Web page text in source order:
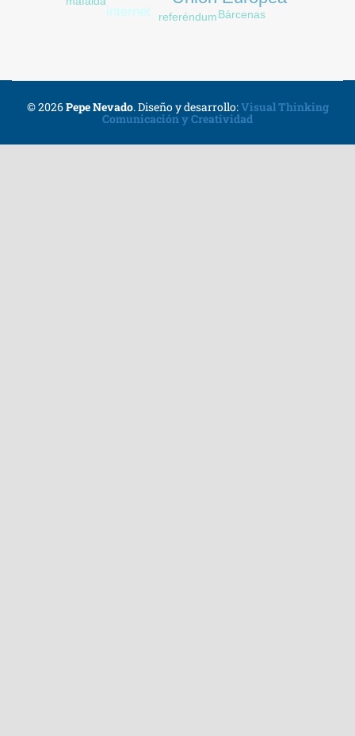
internet referéndumBárcenas
© 2026Pepe Nevado.Diseño y desarrollo:Visual Thinking
Comunicación y Creatividad